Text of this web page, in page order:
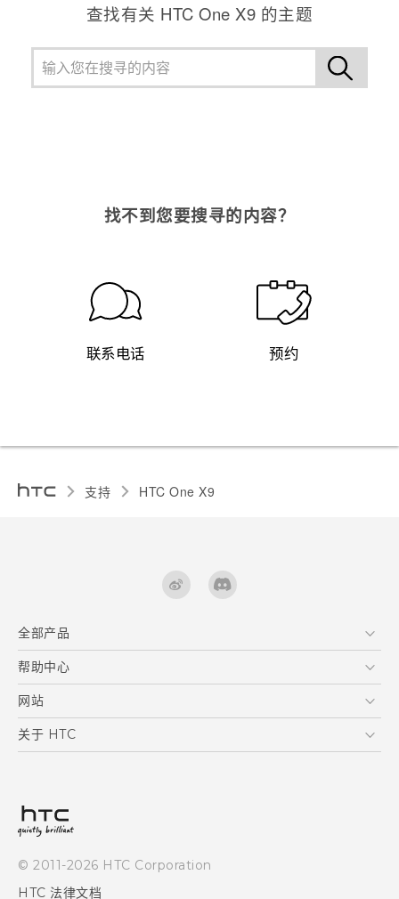
查找有关 HTC One X9 的主题
找不到您要搜寻的内容？
联系电话 预约
支持 HTC One X9‎
全部产品
区块链智能手机
VIVE
帮助中心
在线客服
支援与服务
产品保固说明
网站
HTC Dev
关于 HTC
投资人
产品安全
© 2011-2026 HTC Corporation
HTC 法律文档